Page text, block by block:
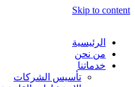
Skip to content
الرئيسية
من نحن
خدماتنا
تأسيس الشركات